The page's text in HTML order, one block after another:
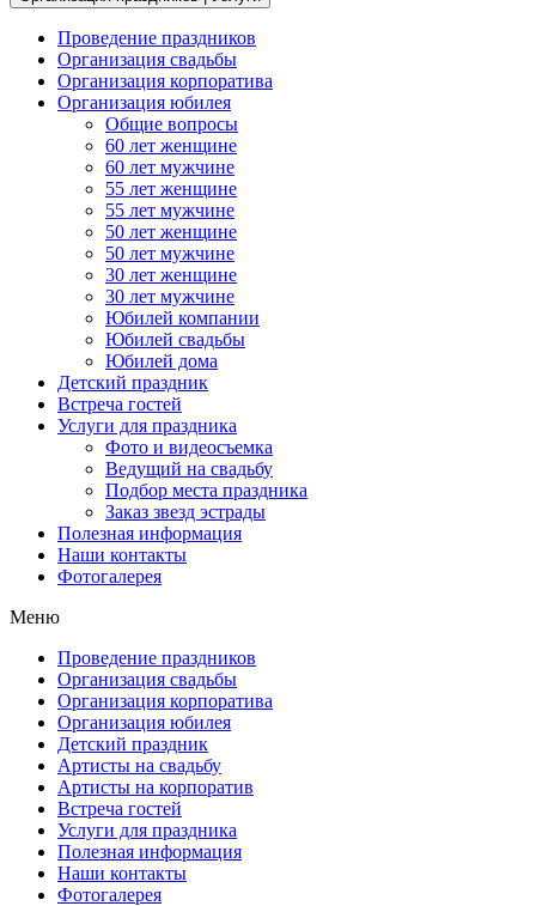
Проведение праздников
Организация свадьбы
Организация корпоратива
Организация юбилея
Общие вопросы
60 лет женщине
60 лет мужчине
55 лет женщине
55 лет мужчине
50 лет женщине
50 лет мужчине
30 лет женщине
30 лет мужчине
Юбилей компании
Юбилей свадьбы
Юбилей дома
Детский праздник
Встреча гостей
Услуги для праздника
Фото и видеосъемка
Ведущий на свадьбу
Подбор места праздника
Заказ звезд эстрады
Полезная информация
Наши контакты
Фотогалерея
Меню
Проведение праздников
Организация свадьбы
Организация корпоратива
Организация юбилея
Детский праздник
Артисты на свадьбу
Артисты на корпоратив
Встреча гостей
Услуги для праздника
Полезная информация
Наши контакты
Фотогалерея